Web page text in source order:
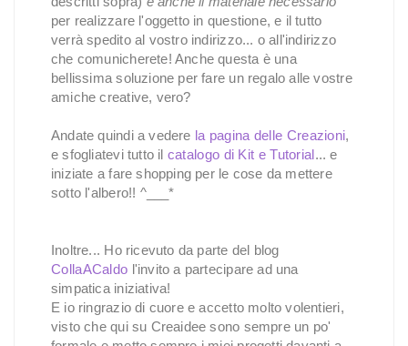
per realizzare l'oggetto in questione, e il tutto
verrà spedito al vostro indirizzo... o all'indirizzo
che comunicherete! Anche questa è una
bellissima soluzione per fare un regalo alle vostre
amiche creative, vero?
Andate quindi a vedere la pagina delle Creazioni,
e sfogliatevi tutto il catalogo di Kit e Tutorial... e
iniziate a fare shopping per le cose da mettere
sotto l'albero!! ^___*
Inoltre... Ho ricevuto da parte del blog
CollaACaldo l'invito a partecipare ad una
simpatica iniziativa!
E io ringrazio di cuore e accetto molto volentieri,
visto che qui su Creaidee sono sempre un po'